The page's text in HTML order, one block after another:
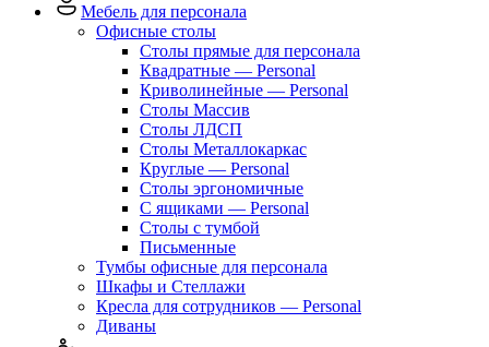
Мебель для персонала
Офисные столы
Столы прямые для персонала
Квадратные — Personal
Криволинейные — Personal
Столы Массив
Столы ЛДСП
Столы Металлокаркас
Круглые — Personal
Столы эргономичные
С ящиками — Personal
Столы с тумбой
Письменные
Тумбы офисные для персонала
Шкафы и Стеллажи
Кресла для сотрудников — Personal
Диваны